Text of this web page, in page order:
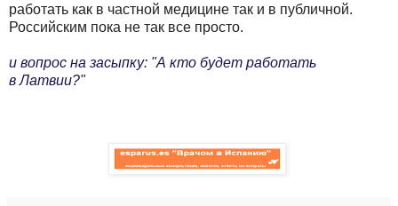
работать как в частной медицине так и в публичной.
Российским пока не так все просто.
и вопрос на засыпку: "А кто будет работать
в Латвии?"